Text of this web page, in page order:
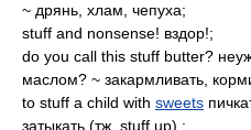
~ дрянь, хлам, чепуха;
stuff and nonsense! вздор!;
do you call this stuff butter?
маслом? ~ закармливать,
to stuff a child with sweets
затыкать (тж. stuff up) ;